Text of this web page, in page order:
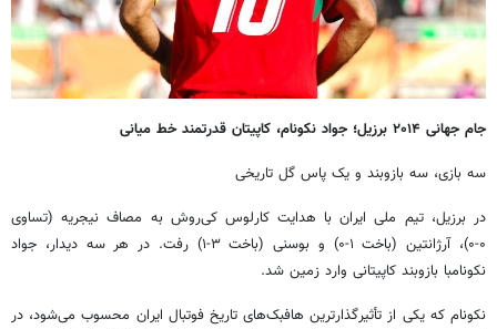
جام جهانی ۲۰۱۴ برزیل؛ جواد نکونام، کاپیتان قدرتمند خط میانی
سه بازی، سه بازوبند و یک پاس گل تاریخی
در برزیل، تیم ملی ایران با هدایت کارلوس کی‌روش به مصاف نیجریه (تساوی
۰-۰)، آرژانتین (باخت ۱-۰) و بوسنی (باخت ۳-۱) رفت. در هر سه دیدار، جواد
نکونامبا بازوبند کاپیتانی وارد زمین شد.
نکونام که یکی از تأثیرگذارترین هافبک‌های تاریخ فوتبال ایران محسوب می‌شود، در